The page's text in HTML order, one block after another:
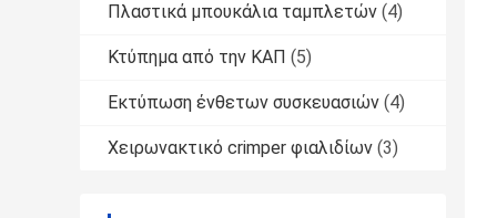
Πλαστικά μπουκάλια ταμπλετών (4)
Κτύπημα από την ΚΑΠ (5)
Εκτύπωση ένθετων συσκευασιών (4)
Χειρωνακτικό crimper φιαλιδίων (3)